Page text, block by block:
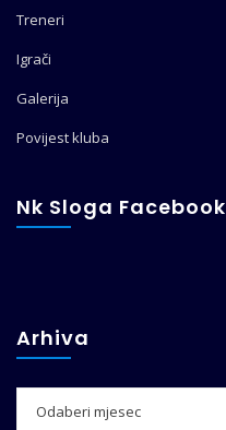
Treneri
Igrači
Galerija
Povijest kluba
Nk Sloga Facebook
Arhiva